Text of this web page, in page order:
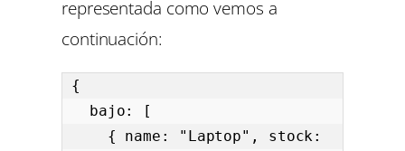
representada como vemos a
continuación:
{